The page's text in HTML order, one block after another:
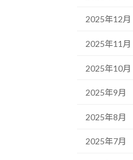
2025年12月
2025年11月
2025年10月
2025年9月
2025年8月
2025年7月